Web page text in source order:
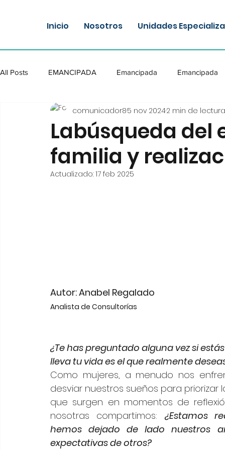
Inicio Nosotros Unidades
All Posts EMANCIPADA Emancipada Emancipada
Labúsqueda del
familia y
comunicador85 nov 20242 min de lectura
Actualizado: 17 feb 2025
Autor: Anabel Regalado
Analista de Consultorías
¿Te has preguntado alguna vez si
lleva tu vida es el que realmente
Como mujeres, a menudo nos
desviar nuestros sueños para priorizar
que surgen en momentos de
nosotras compartimos: ¿Estamos
hemos dejado de lado nuestros
expectativas de otros?